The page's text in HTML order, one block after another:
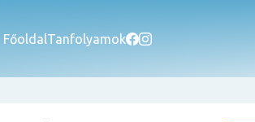
Főoldal Tanfolyamok